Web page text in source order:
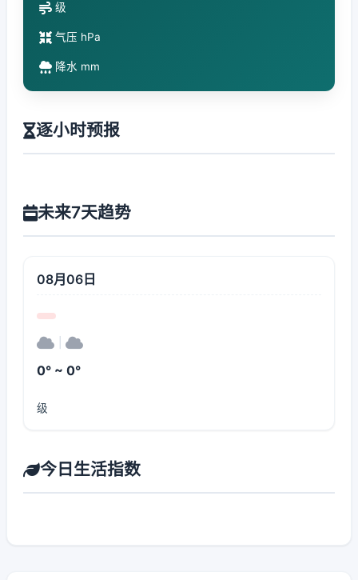
级
气压 hPa
降水 mm
逐小时预报
未来7天趋势
08月06日
0° ~ 0°
级
今日生活指数